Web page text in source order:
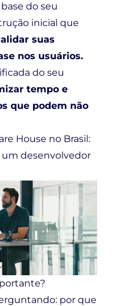
do seu
inicial que
suas
nos usuários.
do seu
tempo e
que podem não
House no Brasil:
desenvolvedor
por que